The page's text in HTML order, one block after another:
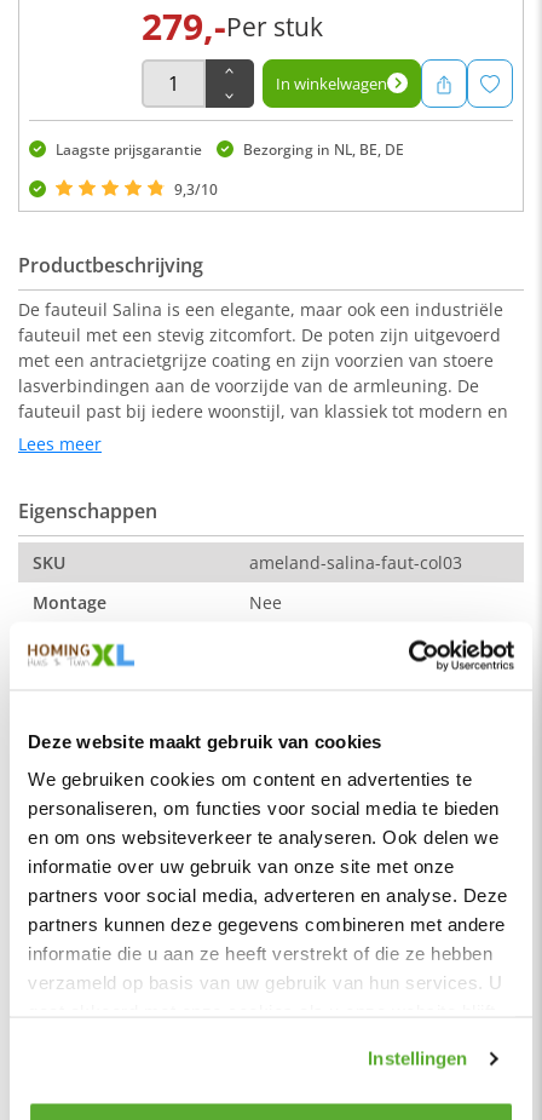
Deze website maakt gebruik van cookies
We gebruiken cookies om content en advertenties te
personaliseren, om functies voor social media te bieden
en om ons websiteverkeer te analyseren. Ook delen we
informatie over uw gebruik van onze site met onze
partners voor social media, adverteren en analyse. Deze
partners kunnen deze gegevens combineren met andere
informatie die u aan ze heeft verstrekt of die ze hebben
verzameld op basis van uw gebruik van hun services. U
Instellingen
279,-Per stuk
In winkelwagen
Laagste prijsgarantie
Bezorging in NL, BE, DE
9,3/10
Productbeschrijving
De fauteuil Salina is een elegante, maar ook een industriële
fauteuil met een stevig zitcomfort. De poten zijn uitgevoerd
met een antracietgrijze coating en zijn voorzien van stoere
lasverbindingen aan de voorzijde van de armleuning. De
fauteuil past bij iedere woonstijl, van klassiek tot modern en
van landelijk tot trendy. Een heerlijke stoel om lekker in weg
Afmetingen:
60 x 75 x 82 cm ( b x d x h )
Zitdiepte: 54 cm
Zithoogte: 43 cm
De kleur op de foto kan per computerscherm afwijken van de
werkelijkheid. Zeker weten dat dit de kleur is die je zoekt?
Vraag dan een stukje van de stof op via de knop "kleurstaal
aanvragen".
Leer:
Colorado is een samengestelde gladde leersoort (gerecycled
leer) met een zijdeglans-look en een stoere uitstraling. Dit
leer heeft een lichte tekening waardoor hij een levendige
70% leer en 30% polyester.
Lees meer
Eigenschappen
SKU
ameland-salina-faut-col03
Montage
Nee
Merk
Kleur
Cognac
Materiaal
Leer
Zitdiepte
54 cm
Zithoogte
43 cm